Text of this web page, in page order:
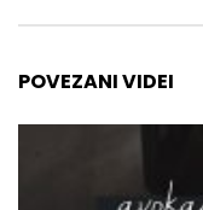
POVEZANI VIDEI